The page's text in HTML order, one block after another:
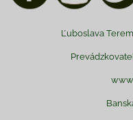
Ľuboslava